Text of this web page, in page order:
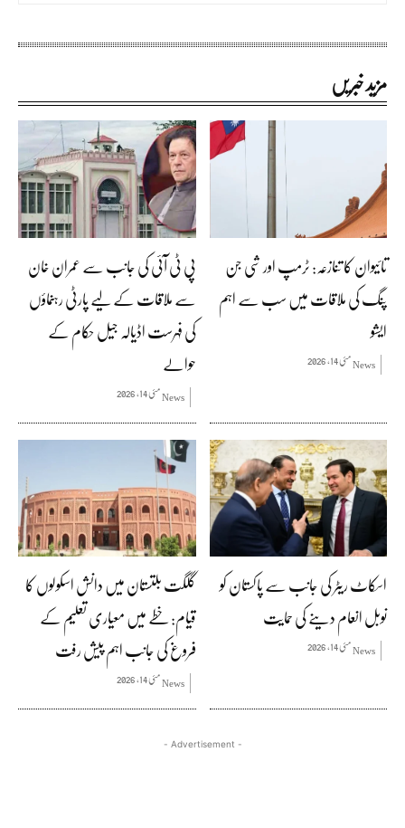
مزید خبریں
تائیوان کا تنازعہ: ٹرمپ اور شی جن
پنگ کی ملاقات میں سب سے اہم
ایشو
Newsمئی 14, 2026
پی ٹی آئی کی جانب سے عمران خان
سے ملاقات کے لیے پارٹی رہنماؤں
کی فہرست اڈیالہ جیل حکام کے
حوالے
Newsمئی 14, 2026
اسکاٹ ریٹر کی جانب سے پاکستان کو
نوبل انعام دینے کی حمایت
Newsمئی 14, 2026
گلگت بلتستان میں دانش اسکولوں کا
قیام: خطے میں معیاری تعلیم کے
فروغ کی جانب اہم پیش رفت
Newsمئی 14, 2026
- Advertisement -